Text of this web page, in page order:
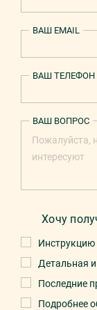
ВАШ EMAIL
ВАШ ТЕЛЕФОН
Хочу
Инструкцию
Детальная
Последние
Подробнее
ВАШ ВОПРОС